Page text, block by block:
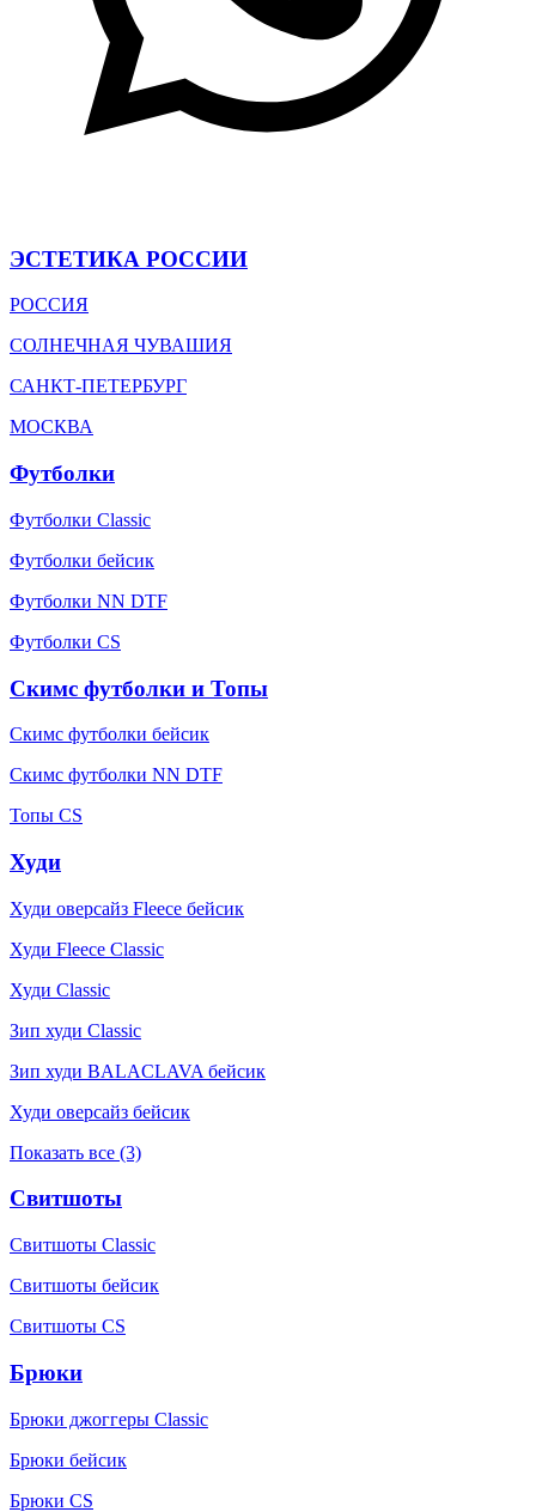
ЭСТЕТИКА РОССИИ
РОССИЯ
СОЛНЕЧНАЯ ЧУВАШИЯ
САНКТ-ПЕТЕРБУРГ
МОСКВА
Футболки
Футболки Classic
Футболки бейсик
Футболки NN DTF
Футболки CS
Скимс футболки и Топы
Скимс футболки бейсик
Скимс футболки NN DTF
Топы CS
Худи
Худи оверсайз Fleece бейсик
Худи Fleece Classic
Худи Classic
Зип худи Classic
Зип худи BALACLAVA бейсик
Худи оверсайз бейсик
Показать все (3)
Свитшоты
Свитшоты Classic
Свитшоты бейсик
Свитшоты CS
Брюки
Брюки джоггеры Classic
Брюки бейсик
Брюки CS